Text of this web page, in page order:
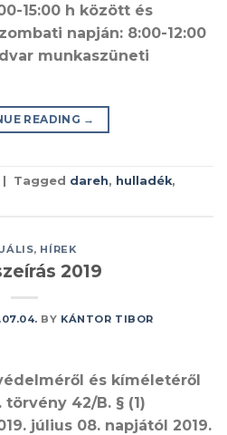
15:00 h között és
napján: 8:00-12:00
munkaszüneti
READING →
Tagged dareh, hulladék,
, HÍREK
2019
BY KÁNTOR TIBOR
és kíméletéről
törvény 42/B. § (1)
július 08. napjától 2019.